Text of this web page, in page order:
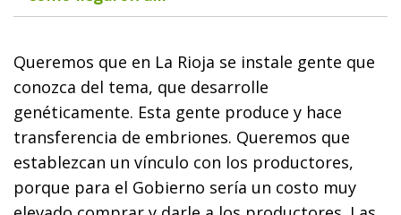
Queremos que en La Rioja se instale gente que
conozca del tema, que desarrolle
genéticamente. Esta gente produce y hace
transferencia de embriones. Queremos que
establezcan un vínculo con los productores,
porque para el Gobierno sería un costo muy